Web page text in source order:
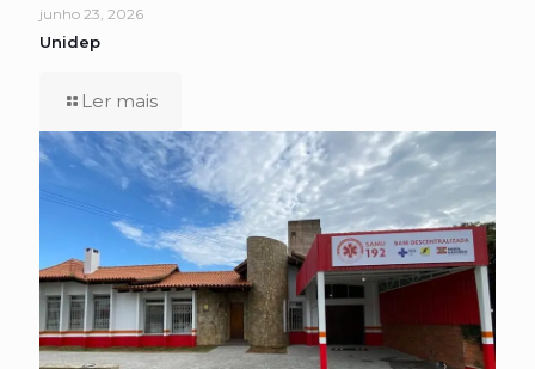
junho 23, 2026
Unidep
Ler mais